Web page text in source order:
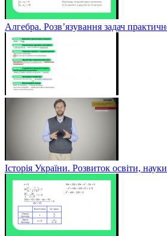
Алгебра. Розв’язування задач
Історія України. Розвиток освіти,